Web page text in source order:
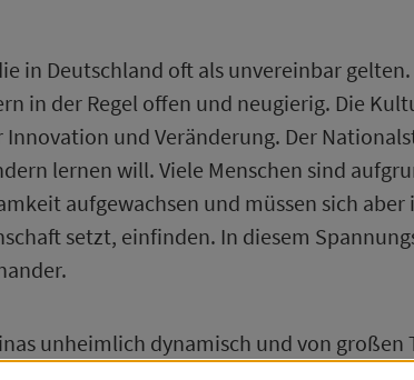
in Deutschland oft als unvereinbar
in der Regel offen und neugierig. Die
und Veränderung. Der
lernen will. Viele Menschen sind
aufgewachsen und müssen sich aber
setzt, einfinden. In diesem
unheimlich dynamisch und von